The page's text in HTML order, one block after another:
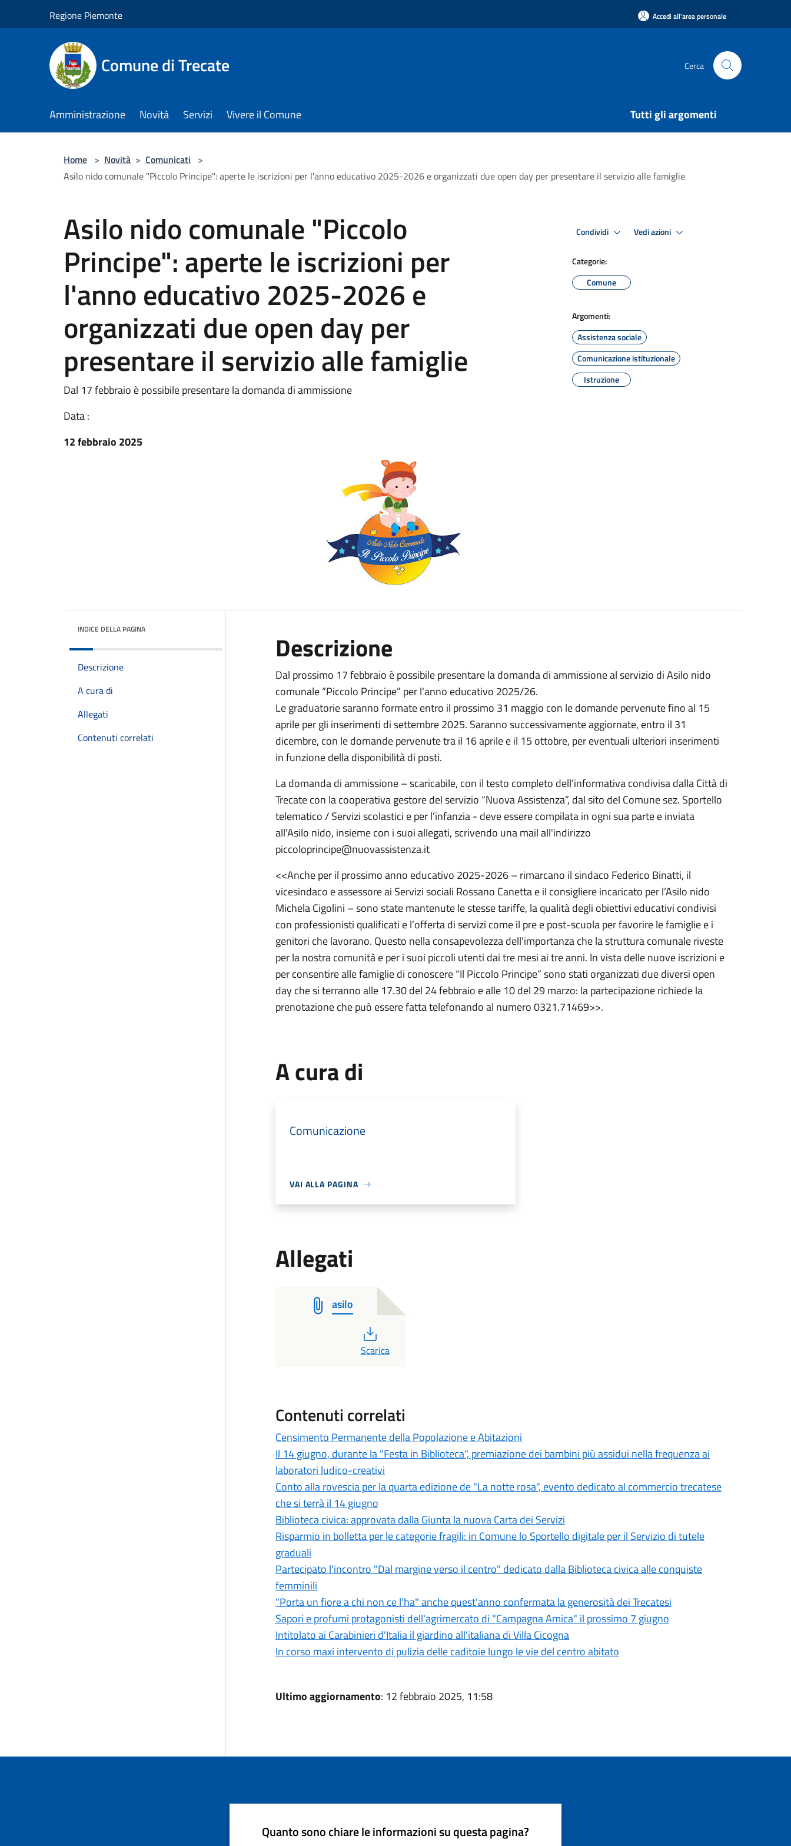
Regione Piemonte Accedi all'area personale
Comune di Trecate Cerca
Amministrazione Novità Servizi Vivere il Comune Tutti gli argomenti
Home > Novità > Comunicati >
Asilo nido comunale "Piccolo Principe": aperte le iscrizioni per l'anno educativo 2025-2026 e organizzati due open day per presentare il servizio alle famiglie
Asilo nido comunale "Piccolo
Principe": aperte le iscrizioni per
l'anno educativo 2025-2026 e
organizzati due open day per
presentare il servizio alle famiglie
Dal 17 febbraio è possibile presentare la domanda di ammissione
Data :
12 febbraio 2025
Condividi Vedi azioni
Categorie:
Comune
Argomenti:
Assistenza sociale
Comunicazione istituzionale
Istruzione
INDICE DELLA PAGINA
Descrizione
A cura di
Allegati
Contenuti correlati
Descrizione
Dal prossimo 17 febbraio è possibile presentare la domanda di ammissione al servizio di Asilo nido
comunale “Piccolo Principe” per l'anno educativo 2025/26.
Le graduatorie saranno formate entro il prossimo 31 maggio con le domande pervenute fino al 15
aprile per gli inserimenti di settembre 2025. Saranno successivamente aggiornate, entro il 31
dicembre, con le domande pervenute tra il 16 aprile e il 15 ottobre, per eventuali ulteriori inserimenti
in funzione della disponibilità di posti.
La domanda di ammissione – scaricabile, con il testo completo dell’informativa condivisa dalla Città di
Trecate con la cooperativa gestore del servizio “Nuova Assistenza”, dal sito del Comune sez. Sportello
telematico / Servizi scolastici e per l’infanzia - deve essere compilata in ogni sua parte e inviata
all'Asilo nido, insieme con i suoi allegati, scrivendo una mail all'indirizzo
piccoloprincipe@nuovassistenza.it
<<Anche per il prossimo anno educativo 2025-2026 – rimarcano il sindaco Federico Binatti, il
vicesindaco e assessore ai Servizi sociali Rossano Canetta e il consigliere incaricato per l’Asilo nido
Michela Cigolini – sono state mantenute le stesse tariffe, la qualità degli obiettivi educativi condivisi
con professionisti qualificati e l’offerta di servizi come il pre e post-scuola per favorire le famiglie e i
genitori che lavorano. Questo nella consapevolezza dell’importanza che la struttura comunale riveste
per la nostra comunità e per i suoi piccoli utenti dai tre mesi ai tre anni. In vista delle nuove iscrizioni e
per consentire alle famiglie di conoscere “Il Piccolo Principe” sono stati organizzati due diversi open
day che si terranno alle 17.30 del 24 febbraio e alle 10 del 29 marzo: la partecipazione richiede la
prenotazione che può essere fatta telefonando al numero 0321.71469>>.
A cura di
Comunicazione
VAI ALLA PAGINA
Allegati
asilo
PDF
Scarica
Contenuti correlati
Censimento Permanente della Popolazione e Abitazioni
Il 14 giugno, durante la "Festa in Biblioteca", premiazione dei bambini più assidui nella frequenza ai
laboratori ludico-creativi
Conto alla rovescia per la quarta edizione de "La notte rosa", evento dedicato al commercio trecatese
che si terrà il 14 giugno
Biblioteca civica: approvata dalla Giunta la nuova Carta dei Servizi
Risparmio in bolletta per le categorie fragili: in Comune lo Sportello digitale per il Servizio di tutele
graduali
Partecipato l'incontro "Dal margine verso il centro" dedicato dalla Biblioteca civica alle conquiste
femminili
"Porta un fiore a chi non ce l'ha" anche quest'anno confermata la generosità dei Trecatesi
Sapori e profumi protagonisti dell'agrimercato di "Campagna Amica" il prossimo 7 giugno
Intitolato ai Carabinieri d'Italia il giardino all'italiana di Villa Cicogna
In corso maxi intervento di pulizia delle caditoie lungo le vie del centro abitato
Ultimo aggiornamento: 12 febbraio 2025, 11:58
Quanto sono chiare le informazioni su questa pagina?